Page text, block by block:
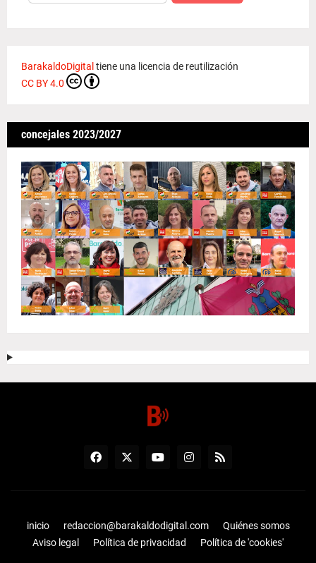
BarakaldoDigitaltiene una licencia de reutilización
CC BY 4.0
concejales 2023/2027
inicio redaccion@barakaldodigital.com
Quiénes somos
Aviso legal
Política de privacidad Política de 'cookies'